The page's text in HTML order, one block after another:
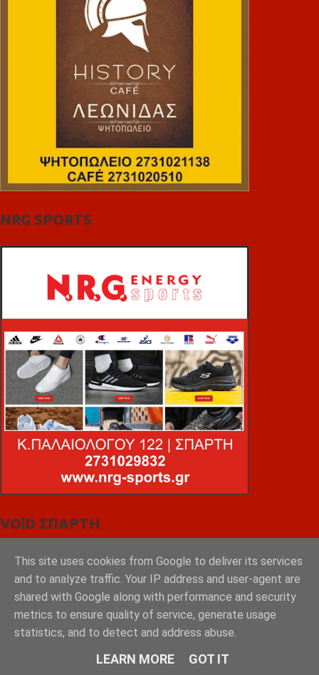
NRG SPORTS
VOiD ΣΠΑΡΤΗ
This site uses cookies from Google to deliver its services
and to analyze traffic. Your IP address and user-agent are
shared with Google along with performance and security
metrics to ensure quality of service, generate usage
statistics, and to detect and address abuse.
LEARN MORE GOT IT